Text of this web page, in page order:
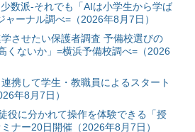
数派-それでも「AIは小学生から学ば
ーナル調べ=（2026年8月7日）
させたい保護者調査 予備校選びの
くないか」=横浜予備校調べ=（2026
携して学生・教職員によるスタート
年8月7日）
役に分かれて操作を体験できる「授
ナー20日開催（2026年8月7日）